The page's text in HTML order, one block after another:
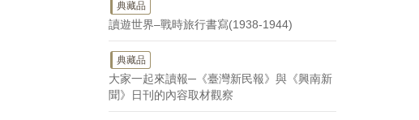
典藏品
讀遊世界–戰時旅行書寫(1938-1944)
典藏品
大家一起來讀報─《臺灣新民報》與《興南新
聞》日刊的內容取材觀察